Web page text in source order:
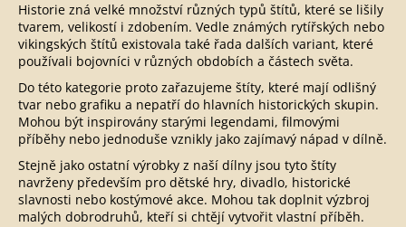
l
á
d
a
c
í
p
r
v
k
y
Historie zná velké množství různých typů štítů, které se lišily
tvarem, velikostí i zdobením. Vedle známých rytířských nebo
vikingských štítů existovala také řada dalších variant, které
používali bojovníci v různých obdobích a částech světa.
Do této kategorie proto zařazujeme štíty, které mají odlišný
tvar nebo grafiku a nepatří do hlavních historických skupin.
Mohou být inspirovány starými legendami, filmovými
příběhy nebo jednoduše vznikly jako zajímavý nápad v dílně.
Stejně jako ostatní výrobky z naší dílny jsou tyto štíty
navrženy především pro dětské hry, divadlo, historické
slavnosti nebo kostýmové akce. Mohou tak doplnit výzbroj
malých dobrodruhů, kteří si chtějí vytvořit vlastní příběh.